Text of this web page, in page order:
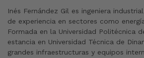
Inés Fernández Gil es ingeniera
de experiencia en sectores como
Formada en la Universidad Politécnica
estancia en Universidad Técnica de
grandes infraestructuras y equipos